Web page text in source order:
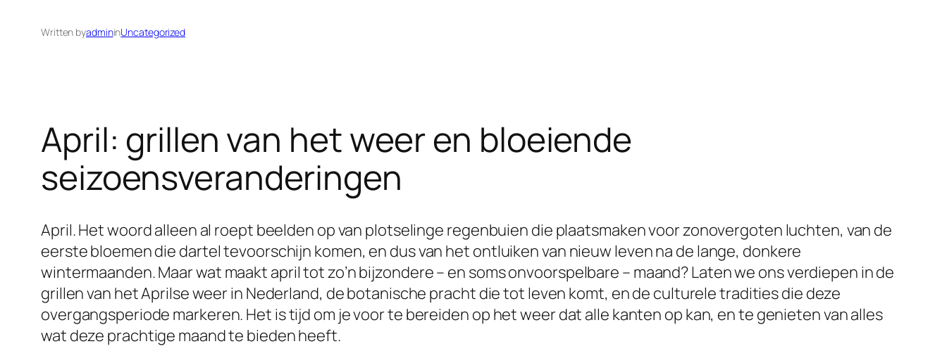
Written byadmininUncategorized
April: grillen van het weer en bloeiende
seizoensveranderingen
April. Het woord alleen al roept beelden op van plotselinge regenbuien die plaatsmaken voor zonovergoten luchten, van de
eerste bloemen die dartel tevoorschijn komen, en dus van het ontluiken van nieuw leven na de lange, donkere
wintermaanden. Maar wat maakt april tot zo’n bijzondere – en soms onvoorspelbare – maand? Laten we ons verdiepen in de
grillen van het Aprilse weer in Nederland, de botanische pracht die tot leven komt, en de culturele tradities die deze
overgangsperiode markeren. Het is tijd om je voor te bereiden op het weer dat alle kanten op kan, en te genieten van alles
wat deze prachtige maand te bieden heeft.